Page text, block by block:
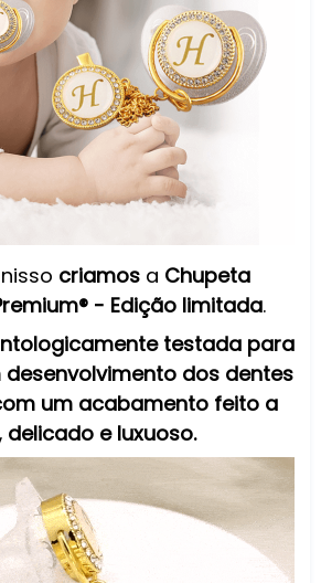
criamos a Chupeta
- Edição limitada.
testada para
dos dentes
um acabamento feito a
delicado e luxuoso.